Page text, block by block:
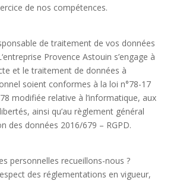
de nos compétences.
de traitement de vos données
‘entreprise Provence Astouin s’engage à
et le traitement de données à
soient conformes à la loi n°78-17
modifiée relative à l’informatique, aux
ainsi qu’au règlement général
des données 2016/679 – RGPD.
personnelles recueillons-nous ?
des réglementations en vigueur,